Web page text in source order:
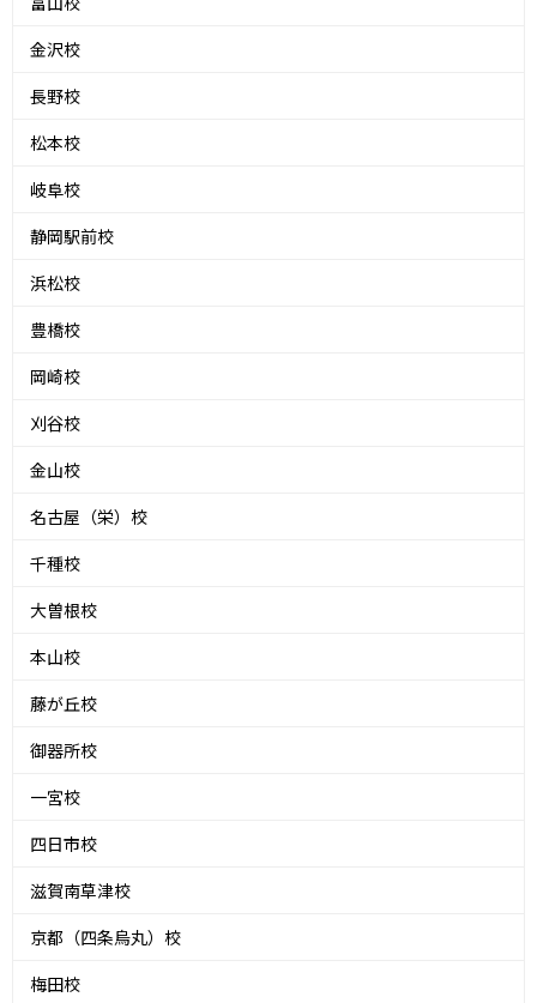
金沢校
長野校
松本校
岐阜校
静岡駅前校
浜松校
豊橋校
岡崎校
刈谷校
金山校
名古屋（栄）校
千種校
大曽根校
本山校
藤が丘校
御器所校
一宮校
四日市校
滋賀南草津校
京都（四条烏丸）校
梅田校